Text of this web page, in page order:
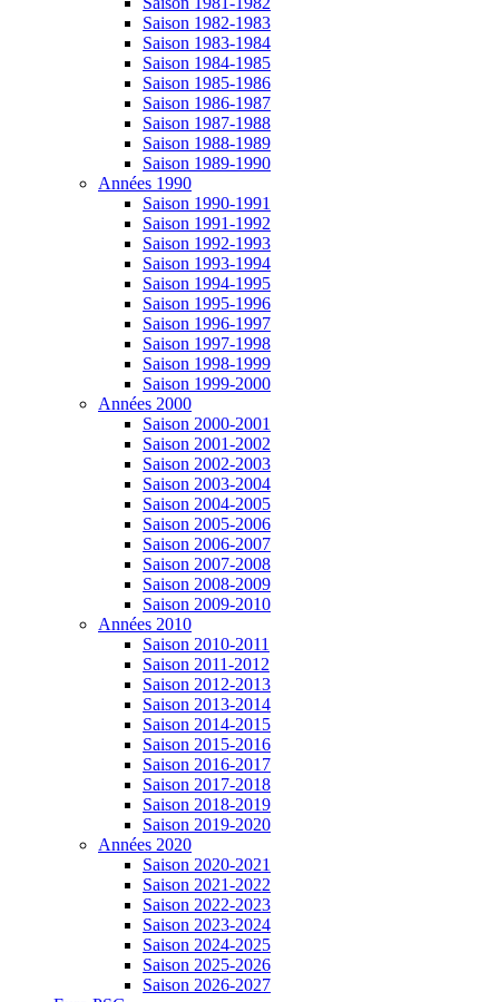
Saison 1982-1983
Saison 1983-1984
Saison 1984-1985
Saison 1985-1986
Saison 1986-1987
Saison 1987-1988
Saison 1988-1989
Saison 1989-1990
Années 1990
Saison 1990-1991
Saison 1991-1992
Saison 1992-1993
Saison 1993-1994
Saison 1994-1995
Saison 1995-1996
Saison 1996-1997
Saison 1997-1998
Saison 1998-1999
Saison 1999-2000
Années 2000
Saison 2000-2001
Saison 2001-2002
Saison 2002-2003
Saison 2003-2004
Saison 2004-2005
Saison 2005-2006
Saison 2006-2007
Saison 2007-2008
Saison 2008-2009
Saison 2009-2010
Années 2010
Saison 2010-2011
Saison 2011-2012
Saison 2012-2013
Saison 2013-2014
Saison 2014-2015
Saison 2015-2016
Saison 2016-2017
Saison 2017-2018
Saison 2018-2019
Saison 2019-2020
Années 2020
Saison 2020-2021
Saison 2021-2022
Saison 2022-2023
Saison 2023-2024
Saison 2024-2025
Saison 2025-2026
Saison 2026-2027